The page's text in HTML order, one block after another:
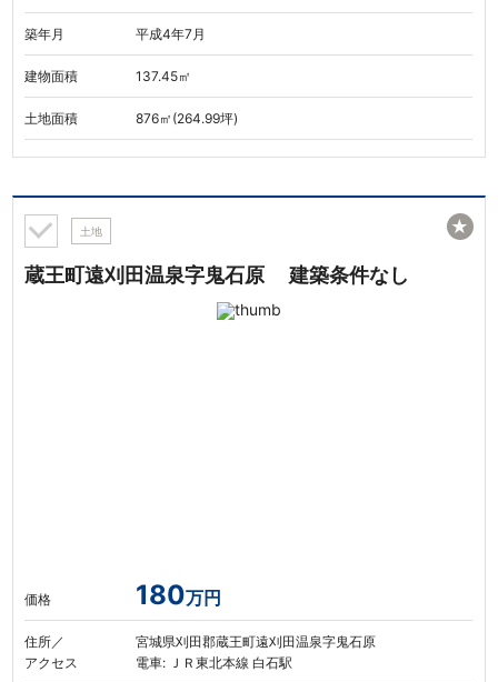
築年月 平成4年7月
建物面積 137.45㎡
土地面積 876㎡(264.99坪)
土地
蔵王町遠刈田温泉字鬼石原 建築条件なし
価格 180万円
住所／
アクセス
宮城県刈田郡蔵王町遠刈田温泉字鬼石原
電車: ＪＲ東北本線 白石駅
★